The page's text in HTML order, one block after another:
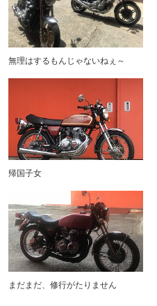
無理はするもんじゃないねぇ～
帰国子女
まだまだ、修行がたりません